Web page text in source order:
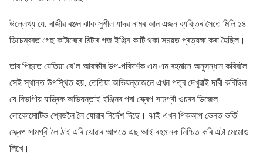
উল্লেখ্য যে, ৰাজীৱ ৰঞ্জন ঝাক সুশীল যাদৱ নামৰ আন এজন ব্যক্তিৰ সৈতে মিলি ১৪
ডিচেম্বৰত গেছ কাটাৰেৰে মিটাৰ গজ ইঞ্জিন কাটি থকা সময়ত প্ৰত্যক্ষ কৰা হৈছিল।
তাৰ পিছতে যেতিয়া ৰে’ল আৰক্ষীৰ উপ-পৰিদৰ্শক এম এম ৰহমানে অনুসন্ধান কৰিবলৈ
সেই স্থানত উপস্থিত হয়, তেতিয়া অভিযন্তাজনে এখন পত্ৰ দেখুৱাই দাবী কৰিছিল
যে বিভাগীয় যান্ত্ৰিক অভিযন্তাই ইঞ্জিনৰ পৰা স্ক্ৰেপ সামগ্ৰী ওচৰৰ ডিজেল
লোকোমোটিভ শ্বেডলৈ লৈ যোৱাৰ নিৰ্দেশ দিছে। ঝাই এখন পিকআপ ভেনত ভৰ্তি
স্ক্ৰেপ সামগ্ৰী লৈ ঠাই এৰি যোৱাৰ আগতে এছ আই ৰহমানক নিশ্চিত কৰি এটা মেমোও
লিখে।